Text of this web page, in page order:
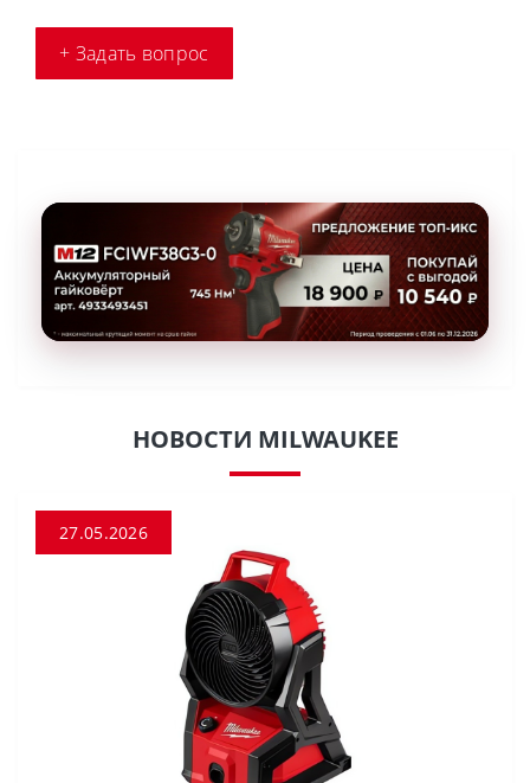
+ Задать вопрос
НОВОСТИ MILWAUKEE
27.05.2026